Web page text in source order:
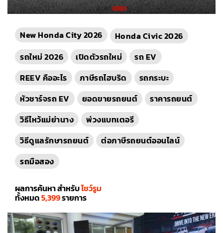
New Honda City 2026
Honda Civic 2026
รถใหม่ 2026
เปิดตัวรถใหม่
รถ EV
REEV คืออะไร
ภาษีรถไฮบริด
รถกระบะ
หัวชาร์จรถ EV
ยอดขายรถยนต์
ราคารถยนต์
วิธีไหว้แม่ย่านาง
พ่วงแบทเตอรี
วิธีดูแลรักษารถยนต์
ต่อภาษีรถยนต์ออนไลน์
รถมือสอง
ผลการค้นหา สำหรับโชว์รูม
ทั้งหมด5,399รายการ